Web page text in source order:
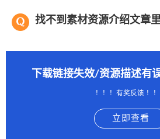
找不到素材资源介绍文章
下载链接失效/资源描述有
！！！有奖反馈 ！！
立即查看